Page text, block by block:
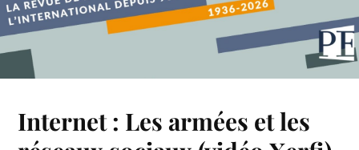
Internet : Les armées et les